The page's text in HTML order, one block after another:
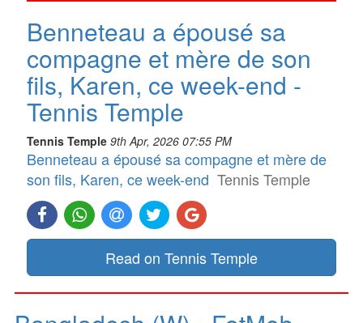
Benneteau a épousé sa
compagne et mère de son
fils, Karen, ce week-end -
Tennis Temple
Tennis Temple 9th Apr, 2026 07:55 PM
Benneteau a épousé sa compagne et mère de
son fils, Karen, ce week-end Tennis Temple
Read on Tennis Temple